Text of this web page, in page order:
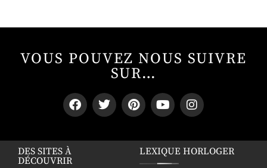
VOUS POUVEZ NOUS SUIVRE
SUR…
DES SITES À
DÉCOUVRIR
LEXIQUE HORLOGER